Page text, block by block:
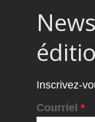
Inscrivez-
Courriel *